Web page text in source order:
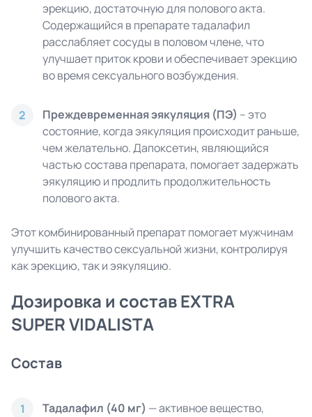
эрекцию, достаточную для полового акта.
Содержащийся в препарате тадалафил
расслабляет сосуды в половом члене, что
улучшает приток крови и обеспечивает эрекцию
во время сексуального возбуждения.
2 Преждевременная эякуляция (ПЭ) – это
состояние, когда эякуляция происходит раньше,
чем желательно. Дапоксетин, являющийся
частью состава препарата, помогает задержать
эякуляцию и продлить продолжительность
полового акта.
Этот комбинированный препарат помогает мужчинам
улучшить качество сексуальной жизни, контролируя
как эрекцию, так и эякуляцию.
Дозировка и состав EXTRA
SUPERVIDALISTA
Состав
1 Тадалафил (40 мг) — активное вещество,